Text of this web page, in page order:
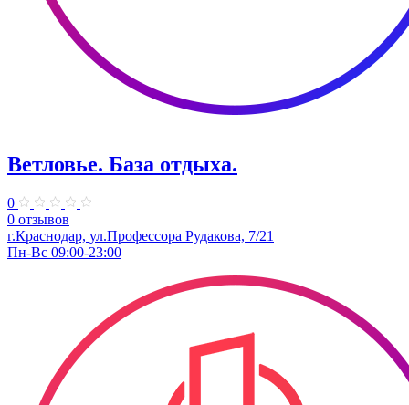
Ветловье. База отдыха.
0
0 отзывов
г.Краснодар, ул.Профессора Рудакова, 7/21
Пн-Вс 09:00-23:00